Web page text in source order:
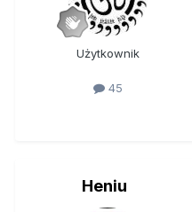
Użytkownik
45
Heniu